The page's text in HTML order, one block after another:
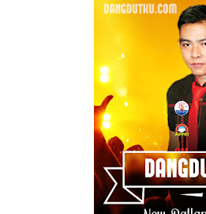
New Pallapa
Lagu terbaru Gerry
Full New Pallapa
35 Lagu Dangdut
57 Lagu terbaik
[FULL] Koleksi 85
New Pallapa Terbaru
New Pallapa Terbaru
Sejuta Luka - Elis